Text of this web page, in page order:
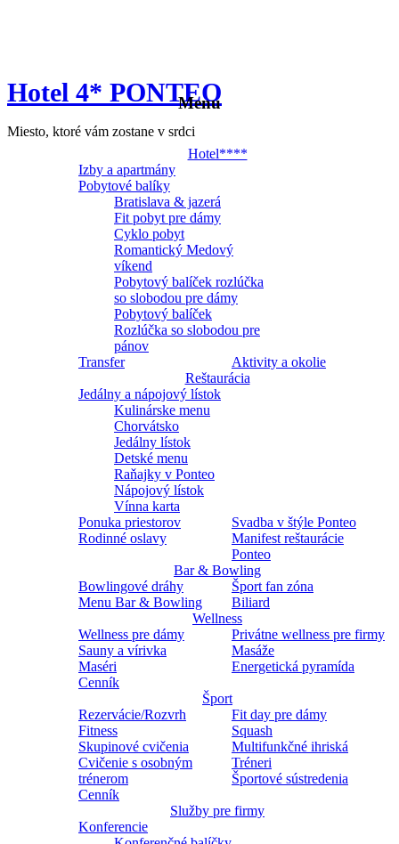
Hotel 4* PONTEO
Miesto, ktoré vám zostane v srdci
Menu
Hotel****
Izby a apartmány
Pobytové balíky
Bratislava & jazerá
Fit pobyt pre dámy
Cyklo pobyt
Romantický Medový
víkend
Pobytový balíček rozlúčka
so slobodou pre dámy
Pobytový balíček
Rozlúčka so slobodou pre
pánov
Transfer
Aktivity a okolie
Reštaurácia
Jedálny a nápojový lístok
Kulinárske menu
Chorvátsko
Jedálny lístok
Detské menu
Raňajky v Ponteo
Nápojový lístok
Vínna karta
Ponuka priestorov
Svadba v štýle Ponteo
Rodinné oslavy
Manifest reštaurácie
Ponteo
Bar & Bowling
Bowlingové dráhy
Šport fan zóna
Menu Bar & Bowling
Biliard
Wellness
Wellness pre dámy
Privátne wellness pre firmy
Sauny a vírivka
Masáže
Maséri
Energetická pyramída
Cenník
Šport
Rezervácie/Rozvrh
Fit day pre dámy
Fitness
Squash
Skupinové cvičenia
Multifunkčné ihriská
Cvičenie s osobným
trénerom
Tréneri
Športové sústredenia
Cenník
Služby pre firmy
Konferencie